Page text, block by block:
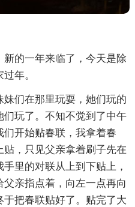
的一年来临了，今天是除
年。
们在那里玩耍，她们玩的
玩了。不知不觉到了中午
开始贴春联，我拿着春
，只见父亲拿着刷子先在
里的对联从上到下贴上，
亲指点着，向左一点再向
把春联贴好了。贴完了大